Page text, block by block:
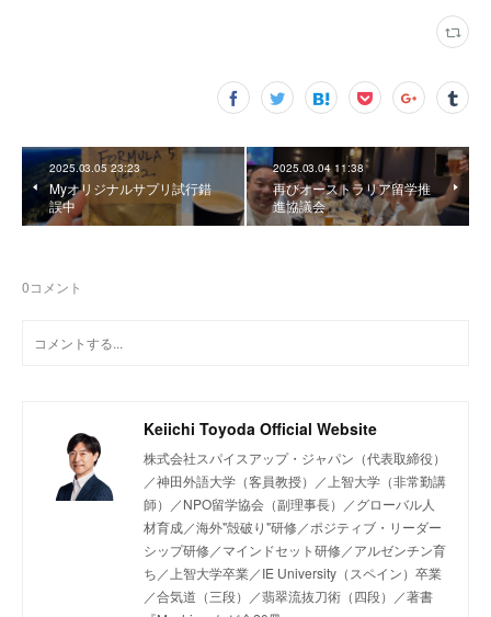
2025.03.05 23:23
Myオリジナルサプリ試行錯
誤中
2025.03.04 11:38
再びオーストラリア留学推
進協議会
0コメント
Keiichi Toyoda Official Website
株式会社スパイスアップ・ジャパン（代表取締役）
／神田外語大学（客員教授）／上智大学（非常勤講
師）／NPO留学協会（副理事長）／グローバル人
材育成／海外"殻破り"研修／ポジティブ・リーダー
シップ研修／マインドセット研修／アルゼンチン育
ち／上智大学卒業／IE University（スペイン）卒業
／合気道（三段）／翡翠流抜刀術（四段）／著書